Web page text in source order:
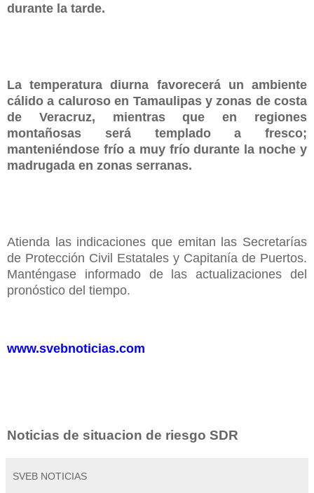
durante la tarde.
La temperatura diurna favorecerá un ambiente
cálido a caluroso en Tamaulipas y zonas de costa
de Veracruz, mientras que en regiones
montañosas será templado a fresco;
manteniéndose frío a muy frío durante la noche y
madrugada en zonas serranas.
Atienda las indicaciones que emitan las Secretarías
de Protección Civil Estatales y Capitanía de Puertos.
Manténgase informado de las actualizaciones del
pronóstico del tiempo.
www.svebnoticias.com
Noticias de situacion de riesgo SDR
SVEB NOTICIAS